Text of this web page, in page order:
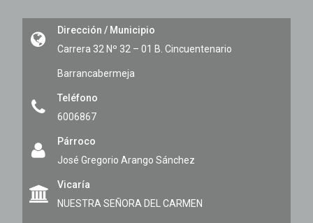
Dirección / Municipio
Carrera 32 Nº 32 – 01 B. Cincuentenario
Barrancabermeja
Teléfono
6006867
Párroco
José Gregorio Arango Sánchez
Vicaría
NUESTRA SEÑORA DEL CARMEN